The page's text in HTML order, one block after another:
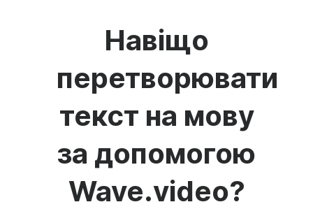
Навіщо
перетворювати
текст на мову
за допомогою
Wave.video?